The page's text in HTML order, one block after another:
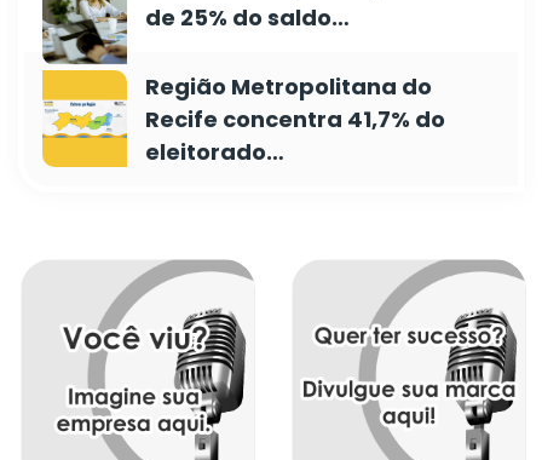
de 25% do saldo…
Região Metropolitana do
Recife concentra 41,7% do
eleitorado…